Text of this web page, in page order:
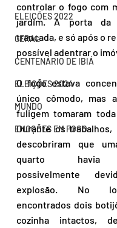
ELEIÇÕES 2022
GERAL
CENTENÁRIO DE IBIÁ
ELEIÇÕES 2024
MUNDO
EMOÇÕES EM FOCO
controlar o fogo com
jardim. A porta da
trancada, e só após o
possível adentrar o
O fogo estava
único cômodo, mas
fuligem tomaram
Durante os trabalhos,
descobriram que
quarto havia
possivelmente
explosão. No
encontrados dois
cozinha intactos,